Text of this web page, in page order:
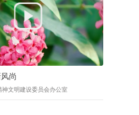
尚
神文明建设委员会办公室